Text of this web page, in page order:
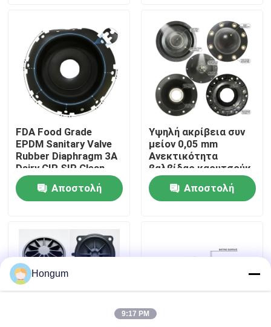
Σχετικά με εμάς
περιοδεία στο εργοστάσιο
Έλεγχος ποιότητας
Ειδήσεις
Ζητήστε μια προσφορά
Λαστιχένιες σφραγίδες διαφραγμάτων
Λαστιχένιο διάφραγμα βαλβίδων
FDA Food Grade
EPDM Sanitary Valve
Rubber Diaphragm 3A
Dairy CIP SIP Clean
Steam Compatible
Αποστολή
Υψηλή ακρίβεια συν
μείον 0,05 mm
Ανεκτικότητα
βαλβίδας καουτσούκ
διάφραγμα
μετρούμενο με
λέιζερ ένεση
Αποστολή
Hongum
9:17 PM